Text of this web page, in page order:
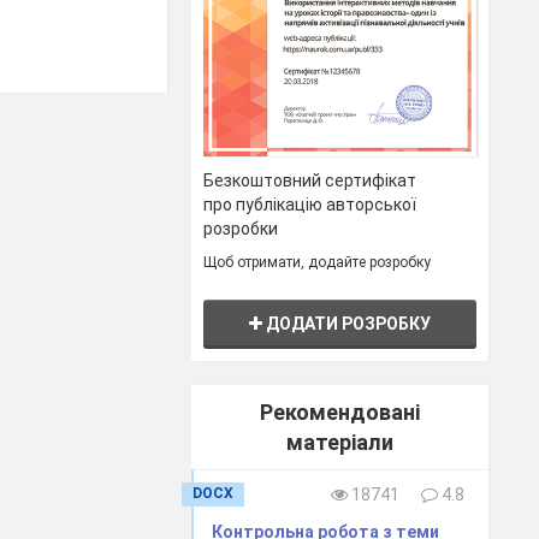
Безкоштовний сертифікат
про публікацію авторської
розробки
Щоб отримати, додайте розробку
ДОДАТИ РОЗРОБКУ
Рекомендовані
матеріали
DOCX 18741
4.8
Контрольна робота з теми